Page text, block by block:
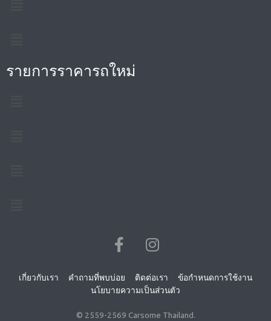
รายการราคารถใหม่
เกี่ยวกับเรา คำถามที่พบบ่อย ติดต่อเรา
ข้อกำหนดการใช้งาน
นโยบายความเป็นส่วนตัว
© 2559-2569 Carsome Thailand.